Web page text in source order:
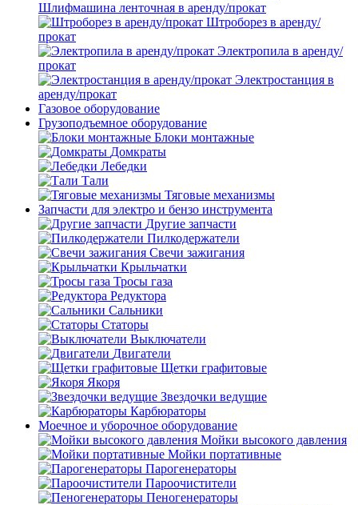
Шлифмашина ленточная в аренду/прокат
Штроборез в аренду/
прокат
Электропила в аренду/
прокат
Электростанция в
аренду/прокат
Газовое оборудование
Грузоподъемное оборудование
Блоки монтажные
Домкраты
Лебедки
Тали
Тяговые механизмы
Запчасти для электро и бензо инструмента
Другие запчасти
Пилкодержатели
Свечи зажигания
Крыльчатки
Тросы газа
Редуктора
Сальники
Статоры
Выключатели
Двигатели
Щетки графитовые
Якоря
Звездочки ведущие
Карбюраторы
Моечное и уборочное оборудование
Мойки высокого давления
Мойки портативные
Парогенераторы
Пароочистители
Пеногенераторы